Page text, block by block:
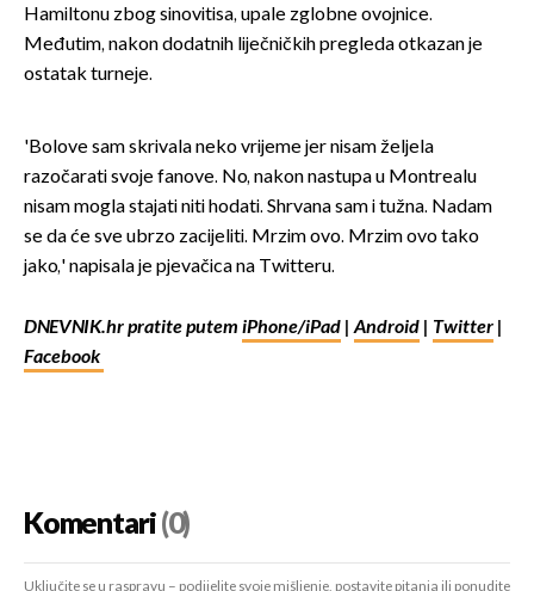
Hamiltonu zbog sinovitisa, upale zglobne ovojnice.
Međutim, nakon dodatnih liječničkih pregleda otkazan je
ostatak turneje.
'Bolove sam skrivala neko vrijeme jer nisam željela
razočarati svoje fanove. No, nakon nastupa u Montrealu
nisam mogla stajati niti hodati. Shrvana sam i tužna. Nadam
se da će sve ubrzo zacijeliti. Mrzim ovo. Mrzim ovo tako
jako,' napisala je pjevačica na Twitteru.
DNEVNIK.hr pratite putem iPhone/iPad |Android | Twitter |
Facebook
Komentari(0)
Uključite se u raspravu – podijelite svoje mišljenje, postavite pitanja ili ponudite